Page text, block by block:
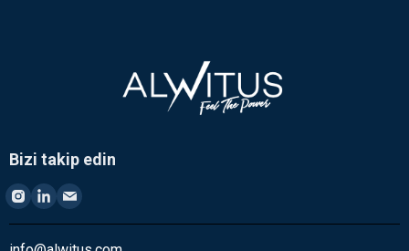
Bizi takip edin